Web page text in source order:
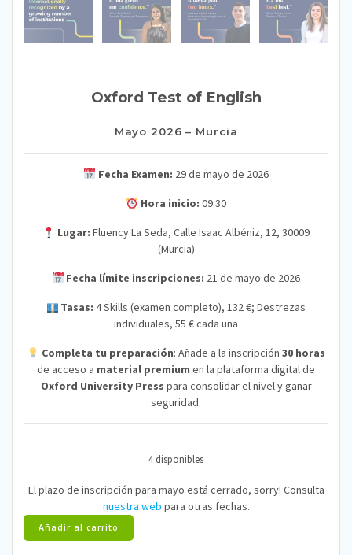
Oxford Test of English
Mayo 2026 – Murcia
Fecha Examen: 29 de mayo de 2026
Hora inicio: 09:30
Lugar: Fluency La Seda, Calle Isaac Albéniz, 12, 30009
(Murcia)
Fecha límite inscripciones: 21 de mayo de 2026
Tasas: 4 Skills (examen completo), 132 €; Destrezas
individuales, 55 € cada una
Completa tu preparación: Añade a la inscripción 30 horas
de acceso a material premium en la plataforma digital de
Oxford University Press para consolidar el nivel y ganar
seguridad.
4 disponibles
El plazo de inscripción para mayo está cerrado, sorry! Consulta
nuestra web para otras fechas.
Oxford
Test
Añadir al carrito